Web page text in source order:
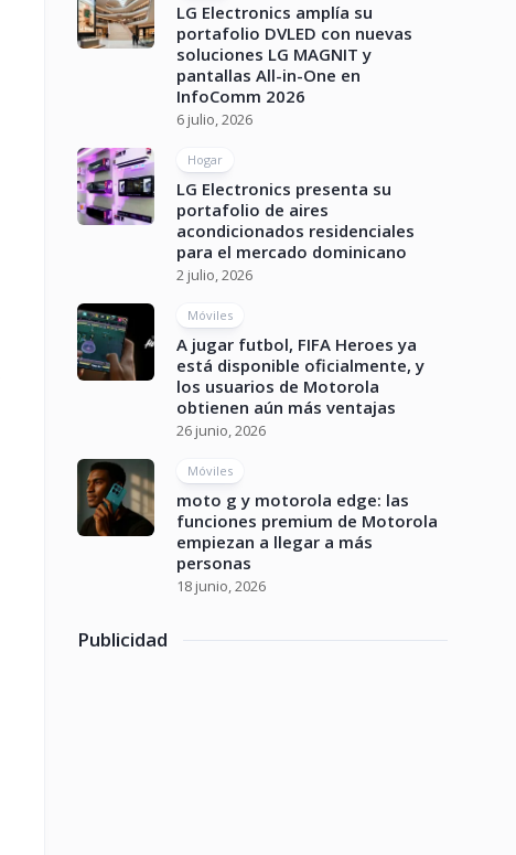
LG Electronics amplía su
portafolio DVLED con nuevas
soluciones LG MAGNIT y
pantallas All-in-One en
InfoComm 2026
6 julio, 2026
Hogar
LG Electronics presenta su
portafolio de aires
acondicionados residenciales
para el mercado dominicano
2 julio, 2026
Móviles
A jugar futbol, FIFA Heroes ya
está disponible oficialmente, y
los usuarios de Motorola
obtienen aún más ventajas
26 junio, 2026
Móviles
moto g y motorola edge: las
funciones premium de Motorola
empiezan a llegar a más
personas
18 junio, 2026
Publicidad